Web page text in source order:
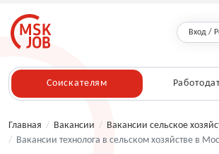
Вход /
Соискателям
Главная / Вакансии / Вакансии сельское
/ Вакансии технолога в сельском хозяйстве в